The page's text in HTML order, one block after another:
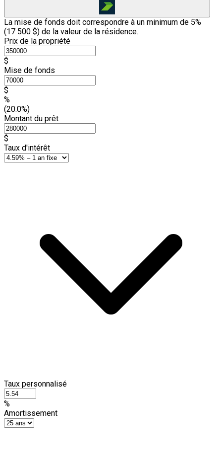
La mise de fonds doit correspondre à un minimum de 5%
(17 500 $) de la valeur de la résidence.
Prix de la propriété
$
Mise de fonds
$
%
(20.0%)
Montant du prêt
$
Taux d'intérêt
Taux personnalisé
%
Amortissement